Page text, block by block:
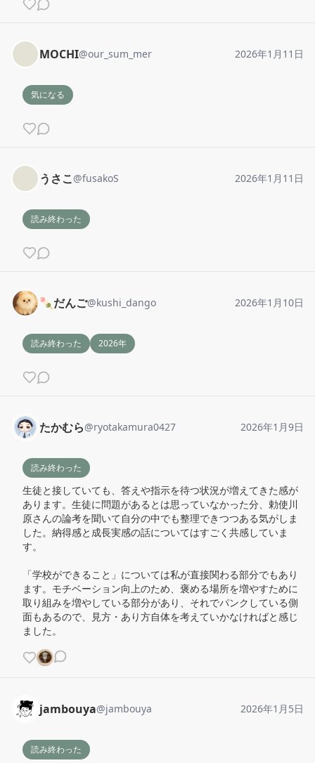
MOCHI@our_sum_mer 2026年1月11日
気になる
うさこ@fusakoS 2026年1月11日
読み終わった
🍡だんご@kushi_dango 2026年1月10日
読み終わった 2026年
たかむら@ryotakamura0427 2026年1月9日
読み終わった
生徒と接していても、答えや指示を待つ状況が増えてきた感が
あります。生徒に問題があるとは思っていなかった分、勅使川
原さんの論考を聞いて自分の中でも整理できつつある気がしま
した。納得感と成長実感の話についてはすごく共感していま
す。
「学校ができること」については私が直接関わる部分でもあり
ます。モチベーション向上のため、褒める場所を増やすために
取り組みを増やしている部分があり、それでパンクしている側
面もあるので、見方・あり方自体を考えていかなければと感じ
ました。
jambouya@jambouya 2026年1月5日
読み終わった